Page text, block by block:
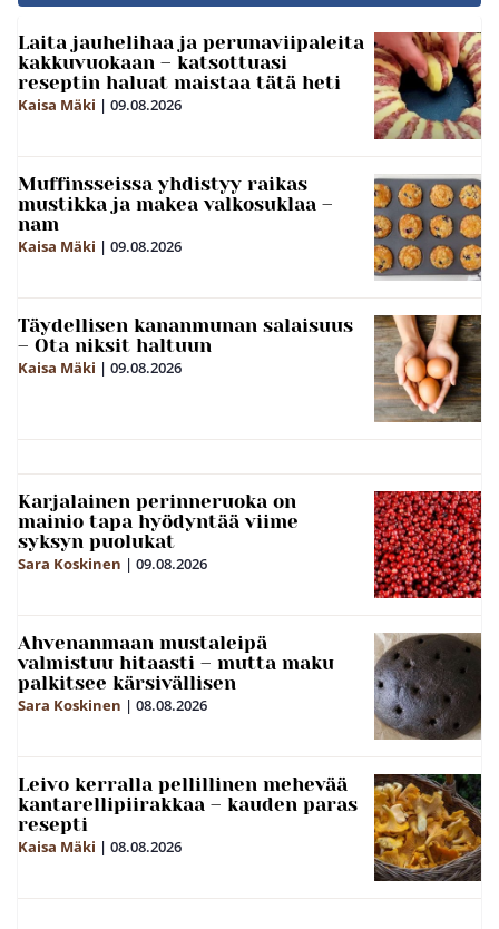
Laita jauhelihaa ja perunaviipaleita
kakkuvuokaan – katsottuasi
reseptin haluat maistaa tätä heti
Kaisa Mäki | 09.08.2026
Muffinsseissa yhdistyy raikas
mustikka ja makea valkosuklaa –
nam
Kaisa Mäki | 09.08.2026
Täydellisen kananmunan salaisuus
– Ota niksit haltuun
Kaisa Mäki | 09.08.2026
Karjalainen perinneruoka on
mainio tapa hyödyntää viime
syksyn puolukat
Sara Koskinen | 09.08.2026
Ahvenanmaan mustaleipä
valmistuu hitaasti – mutta maku
palkitsee kärsivällisen
Sara Koskinen | 08.08.2026
Leivo kerralla pellillinen mehevää
kantarellipiirakkaa – kauden paras
resepti
Kaisa Mäki | 08.08.2026